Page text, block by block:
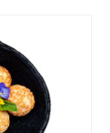
SZCZEGÓŁY